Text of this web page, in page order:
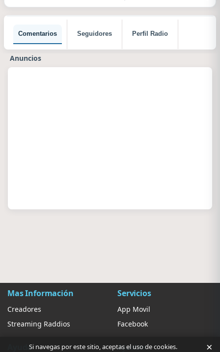
Comentarios Seguidores Perfil Radio
Anuncios
Mas Información
Creadores
Streaming Raddios
Servicios
App Movil
Facebook
Ayuda Ajustes
Si navegas por este sitio, aceptas el uso de cookies. ×